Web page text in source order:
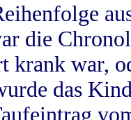
die
krank war,
das